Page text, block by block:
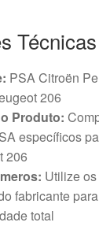
Técnicas
PSA Citroën
206
Produto:
específicos
206
Utilize
fabricante
total